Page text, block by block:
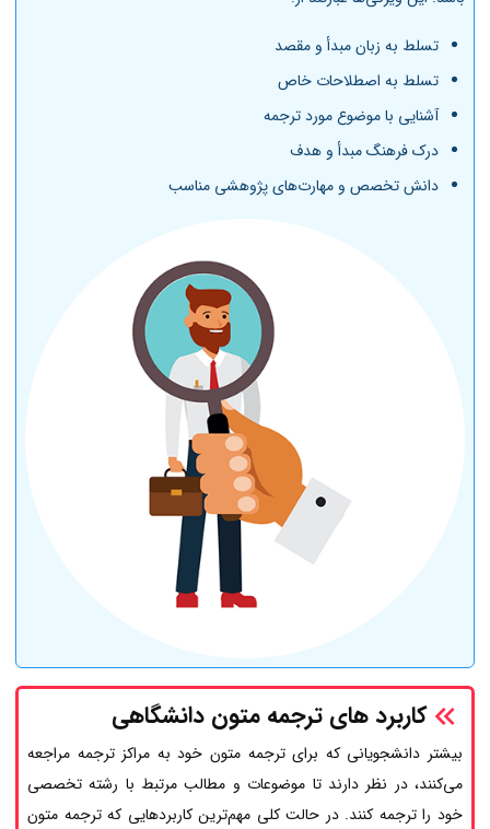
تسلط به زبان مبدأ و مقصد
تسلط به اصطلاحات خاص
آشنایی با موضوع مورد ترجمه
درک فرهنگ مبدأ و هدف
دانش تخصص و مهارت‌های پژوهشی مناسب
کاربرد های ترجمه متون دانشگاهی
بیشتر دانشجویانی که برای ترجمه متون خود به مراکز ترجمه مراجعه
می‌کنند، در نظر دارند تا موضوعات و مطالب مرتبط با رشته تخصصی
خود را ترجمه کنند. در حالت کلی مهم‌ترین کاربردهایی که ترجمه متون